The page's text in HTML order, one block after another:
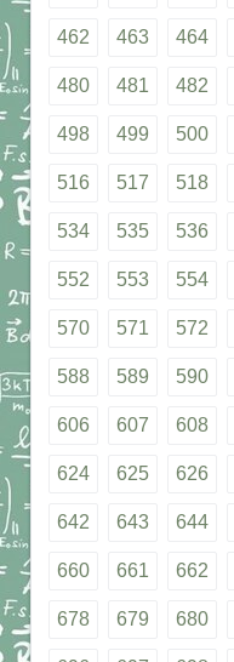
462 463 464
480 481 482
498 499 500
516 517 518
534 535 536
552 553 554
570 571 572
588 589 590
606 607 608
624 625 626
642 643 644
660 661 662
678 679 680